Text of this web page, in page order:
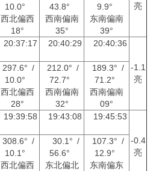
亮
10.0°
西北偏西
18°
43.8°
西南偏南
35°
9.9°
东南偏南
39°
20:37:17 20:40:29 20:40:36
-1.1
亮
297.6° /
10.0°
西北偏西
28°
212.0° /
72.7°
西南偏南
32°
189.3° /
71.2°
西南偏南
09°
19:39:58 19:43:08 19:45:53
-0.4
亮
308.6° /
10.1°
西北偏西
30.1° /
56.6°
东北偏北
107.3° /
12.9°
东南偏东